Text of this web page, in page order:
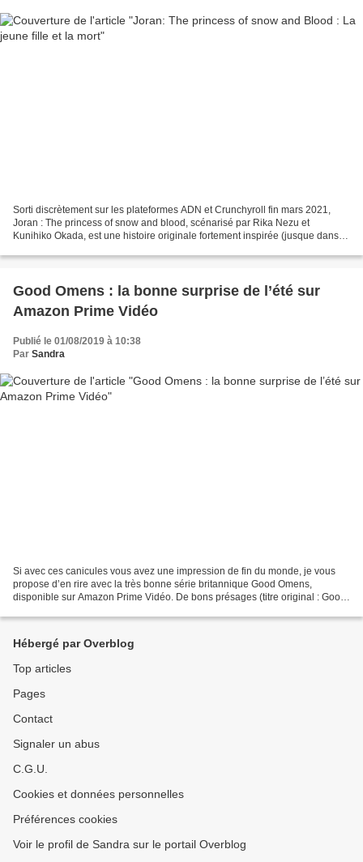
Sorti discrètement sur les plateformes ADN et Crunchyroll fin mars 2021,
Joran : The princess of snow and blood, scénarisé par Rika Nezu et
Kunihiko Okada, est une histoire originale fortement inspirée (jusque dans le
Good Omens : la bonne surprise de l’été sur
Amazon Prime Vidéo
Publié le 01/08/2019 à 10:38
Par Sandra
Si avec ces canicules vous avez une impression de fin du monde, je vous
propose d’en rire avec la très bonne série britannique Good Omens,
disponible sur Amazon Prime Vidéo. De bons présages (titre original : Good
Hébergé par Overblog
Top articles
Pages
Contact
Signaler un abus
C.G.U.
Cookies et données personnelles
Préférences cookies
Voir le profil de Sandra sur le portail Overblog